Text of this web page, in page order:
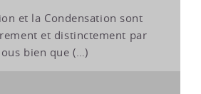
et la Condensation sont
et distinctement par
bien que (…)